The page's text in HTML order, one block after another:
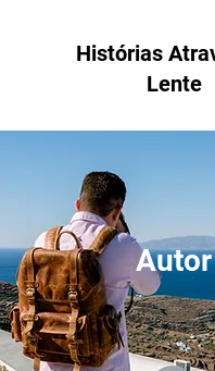
Histórias
Lente
Autor